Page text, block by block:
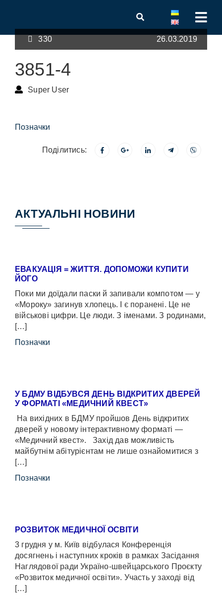
330 26.03.2019
3851-4
Super User
Позначки
Поділитись:
АКТУАЛЬНІ НОВИНИ
ЕВАКУАЦІЯ = ЖИТТЯ. ДОПОМОЖИ КУПИТИ
ЙОГО
Поки ми доїдали паски й запивали компотом — у
«Мороку» загинув хлопець. І є поранені. Це не
військові цифри. Це люди. З іменами. З родинами,
[…]
Позначки
У БДМУ ВІДБУВСЯ ДЕНЬ ВІДКРИТИХ ДВЕРЕЙ
У ФОРМАТІ «МЕДИЧНИЙ КВЕСТ»
На вихідних в БДМУ пройшов День відкритих
дверей у новому інтерактивному форматі —
«Медичний квест». Захід дав можливість
майбутнім абітурієнтам не лише ознайомитися з
[…]
Позначки
РОЗВИТОК МЕДИЧНОЇ ОСВІТИ
3 грудня у м. Київ відбулася Конференція
досягнень і наступних кроків в рамках Засідання
Наглядової ради Україно-швейцарського Проєкту
«Розвиток медичної освіти». Участь у заході від
[…]